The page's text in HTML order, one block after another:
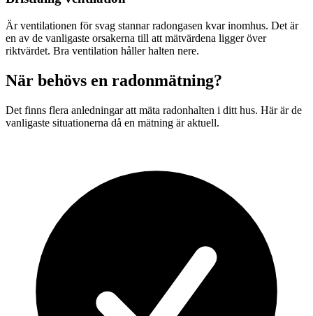
Är ventilationen för svag stannar radongasen kvar inomhus. Det är
en av de vanligaste orsakerna till att mätvärdena ligger över
riktvärdet. Bra ventilation håller halten nere.
När behövs en radonmätning?
Det finns flera anledningar att mäta radonhalten i ditt hus. Här är de
vanligaste situationerna då en mätning är aktuell.